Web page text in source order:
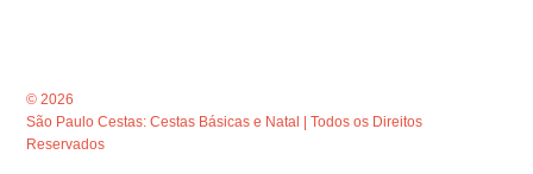
© 2026
São Paulo Cestas: Cestas Básicas e Natal | Todos os Direitos
Reservados